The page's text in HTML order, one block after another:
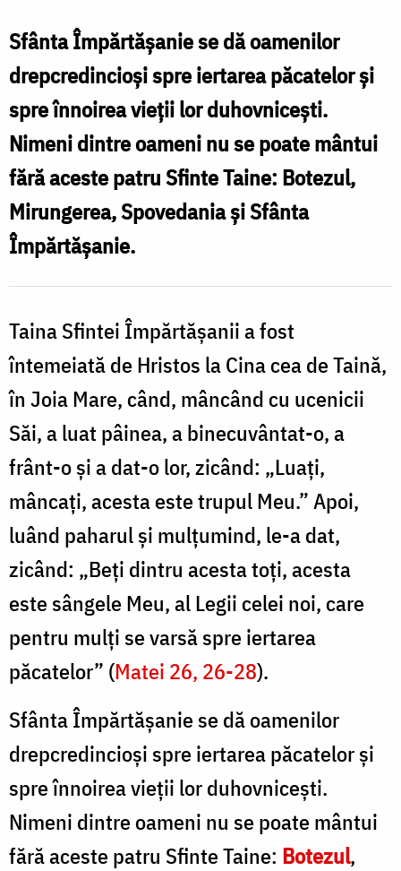
întemeiată
Taina
Sfintei
Împărtășanii?
Valentina
Bîrgăoanu
Sfânta Împărtășanie se dă oamenilor
drepcredincioși spre iertarea păcatelor și
spre înnoirea vieții lor duhovnicești.
Nimeni dintre oameni nu se poate mântui
fără aceste patru Sfinte Taine: Botezul,
Mirungerea, Spovedania și Sfânta
Împărtășanie.
Taina Sfintei Împărtăşanii a fost
întemeiată de Hristos la Cina cea de Taină,
în Joia Mare, când, mâncând cu ucenicii
Săi, a luat pâinea, a binecuvântat-o, a
frânt-o şi a dat-o lor, zicând: „Luaţi,
mâncaţi, acesta este trupul Meu.” Apoi,
luând paharul şi mulţumind, le-a dat,
zicând: „Beţi dintru acesta toţi, acesta
este sângele Meu, al Legii celei noi, care
pentru mulţi se varsă spre iertarea
păcatelor” (Matei 26, 26-28).
Sfânta Împărtăşanie se dă oamenilor
drepcredincioşi spre iertarea păcatelor şi
spre înnoirea vieţii lor duhovniceşti.
Nimeni dintre oameni nu se poate mântui
fără aceste patru Sfinte Taine: Botezul,